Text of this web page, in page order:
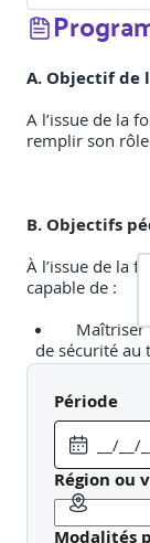
A. Objectif de
A l’issue de la
remplir son
B. Objectifs
À l’issue de la
capable de :
Maîtriser
de sécurité au
Identifier
majeurs de la
Contribuer
réglementaire
les atteintes à
appliquant
réglementaire ;
Identifier
Période
Région ou
Modalités